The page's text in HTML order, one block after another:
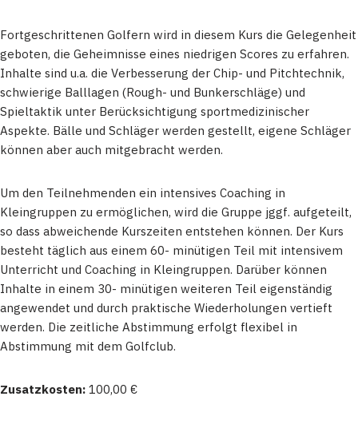
Fortgeschrittenen Golfern wird in diesem Kurs die Gelegenheit
geboten, die Geheimnisse eines niedrigen Scores zu erfahren.
Inhalte sind u.a. die Verbesserung der Chip- und Pitchtechnik,
schwierige Balllagen (Rough- und Bunkerschläge) und
Spieltaktik unter Berücksichtigung sportmedizinischer
Aspekte. Bälle und Schläger werden gestellt, eigene Schläger
können aber auch mitgebracht werden.
Um den Teilnehmenden ein intensives Coaching in
Kleingruppen zu ermöglichen, wird die Gruppe jggf. aufgeteilt,
so dass abweichende Kurszeiten entstehen können. Der Kurs
besteht täglich aus einem 60- minütigen Teil mit intensivem
Unterricht und Coaching in Kleingruppen. Darüber können
Inhalte in einem 30- minütigen weiteren Teil eigenständig
angewendet und durch praktische Wiederholungen vertieft
werden. Die zeitliche Abstimmung erfolgt flexibel in
Abstimmung mit dem Golfclub.
Zusatzkosten: 100,00 €